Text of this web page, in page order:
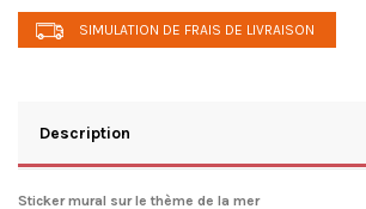
SIMULATION DE FRAIS DE LIVRAISON
Description
Sticker mural sur le thème de la mer